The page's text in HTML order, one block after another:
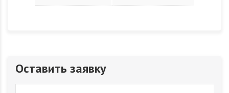
Оставить заявку